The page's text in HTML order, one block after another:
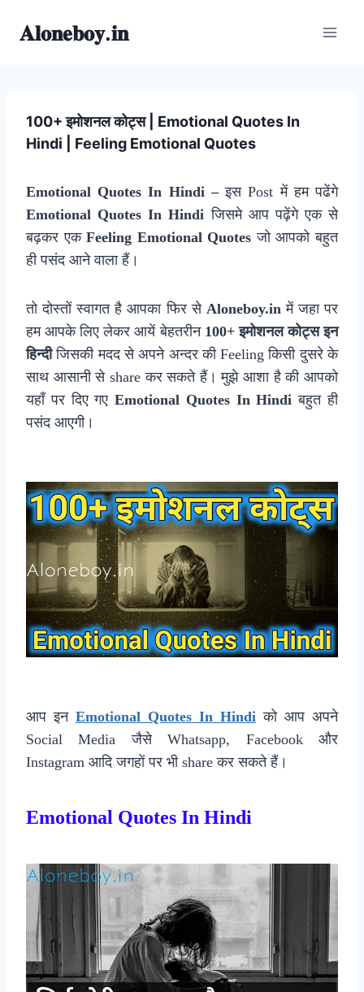
𝐀𝐥𝐨𝐧𝐞𝐛𝐨𝐲.𝐢𝐧
100+ इमोशनल कोट्स | Emotional Quotes In
Hindi | Feeling Emotional Quotes
Emotional Quotes In Hindi –इस Post में हम पढेंगे
Emotional Quotes In Hindi जिसमे आप पढ़ेंगे एक से
बढ़कर एकFeeling Emotional Quotes जो आपको बहुत
ही पसंद आने वाला हैं।
तो दोस्तों स्वागत है आपका फिर से Aloneboy.inमें जहा पर
हम आपके लिए लेकर आयें बेहतरीन 100+ इमोशनल कोट्स इन
हिन्दीजिसकी मदद से अपने अन्दर की Feeling किसी दुसरे के
साथ आसानी से share कर सकते हैं। मुझे आशा है की आपको
यहाँ पर दिए गएEmotional Quotes In Hindi बहुत ही
पसंद आएगी।
आप इन Emotional Quotes In Hindi को आप अपने
Social Media जैसे Whatsapp, Facebook और
Instagram आदि जगहों पर भी share कर सकते हैं।
Emotional Quotes In Hindi